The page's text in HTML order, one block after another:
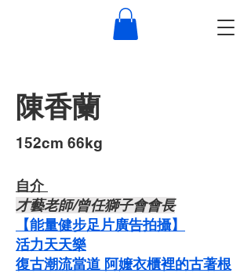
陳香蘭
​152cm 66kg
自介 ​
才藝老師/曾任獅子會會長
【能量健步足片廣告拍攝】
​​活力天天樂
復古潮流當道 阿嬤衣櫃裡的古著根